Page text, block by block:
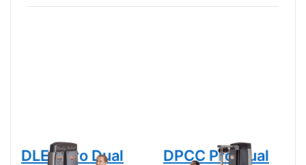
DLEC Pro Dual
DPCC Pro Dual